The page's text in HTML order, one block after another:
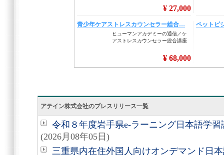
アテイン株式会社のプレスリリース一覧
令和８年度岩手県e-ラーニング日本語学
(2026月08年05日)
三重県内在住外国人向けオンデマンド日